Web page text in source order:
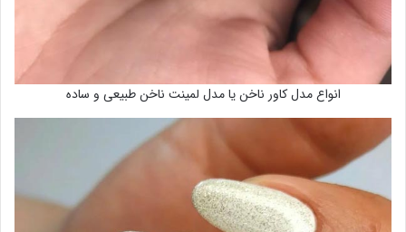
انواع مدل کاور ناخن یا مدل لمینت ناخن طبیعی و ساده